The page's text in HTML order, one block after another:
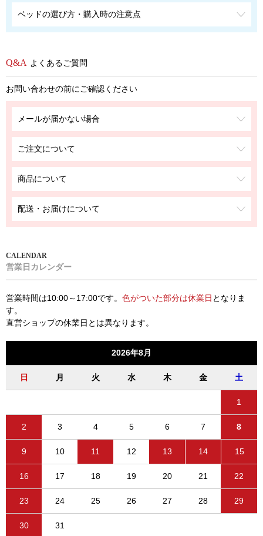
ベッドの選び方・購入時の注意点
よくあるご質問
お問い合わせの前にご確認ください
メールが届かない場合
ご注文について
商品について
配送・お届けについて
営業日カレンダー
営業時間は10:00～17:00です。 色がついた部分は休業日 となりま
す。
直営ショップの休業日とは異なります。
2026年8月
日 月 火 水 木 金 土
1
2 3 4 5 6 7 8
9 10 11 12 13 14 15
16 17 18 19 20 21 22
23 24 25 26 27 28 29
30 31